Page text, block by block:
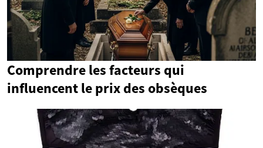
Comprendre les facteurs qui
influencent le prix des obsèques